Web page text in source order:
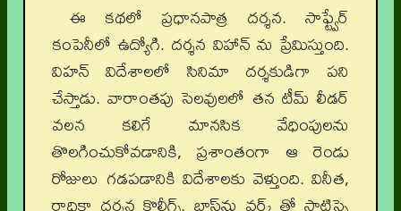
ఈ కథలో ప్రధానపాత్ర దర్శన. సాఫ్ట్వేర్
కంపెనీలో ఉద్యోగి. దర్శన విహాన్ ను ప్రేమిస్తుంది.
విహన్ విదేశాలలో సినిమా దర్శకుడిగా పని
చేస్తాడు. వారాంతపు సెలవులలో తన టీమ్ లీడర్
వలన కలిగే మానసిక వేధింపులను
తొలగించుకోవడానికి, ప్రశాంతంగా ఆ రెండు
రోజులు గడపడానికి విదేశాలకు వెళ్తుంది. వినీత,